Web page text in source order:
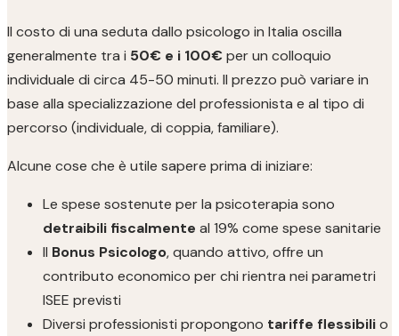
Il costo di una seduta dallo psicologo in Italia oscilla
generalmente tra i 50€ e i 100€ per un colloquio
individuale di circa 45-50 minuti. Il prezzo può variare in
base alla specializzazione del professionista e al tipo di
percorso (individuale, di coppia, familiare).
Alcune cose che è utile sapere prima di iniziare:
Le spese sostenute per la psicoterapia sono
detraibili fiscalmente al 19% come spese sanitarie
Il Bonus Psicologo, quando attivo, offre un
contributo economico per chi rientra nei parametri
ISEE previsti
Diversi professionisti propongono tariffe flessibilio